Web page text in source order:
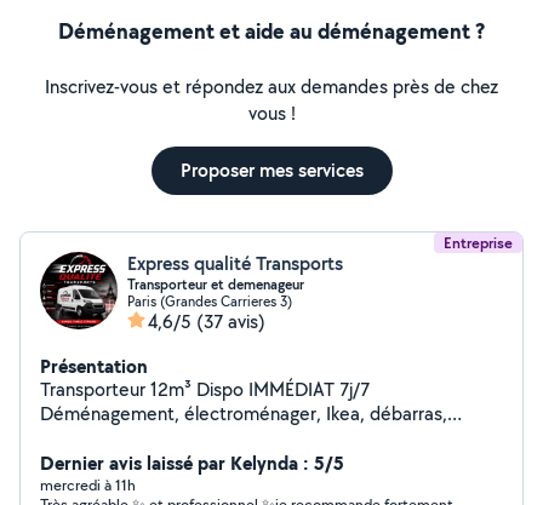
Déménagement et aide au déménagement ?
Inscrivez-vous et répondez aux demandes près de chez
vous !
Proposer mes services
Entreprise
Express qualité Transports
Transporteur et demenageur
Paris (Grandes Carrieres 3)
4,6/5 (37 avis)
Présentation
Transporteur 12m³ Dispo IMMÉDIAT 7j/7
Déménagement, électroménager, Ikea, débarras,
(souvent dans l'heure) Aide au chargement possible Prix
correct, travail propre Paris & Île-de-France Réponse en
Dernier avis laissé par Kelynda : 5/5
mercredi à 11h